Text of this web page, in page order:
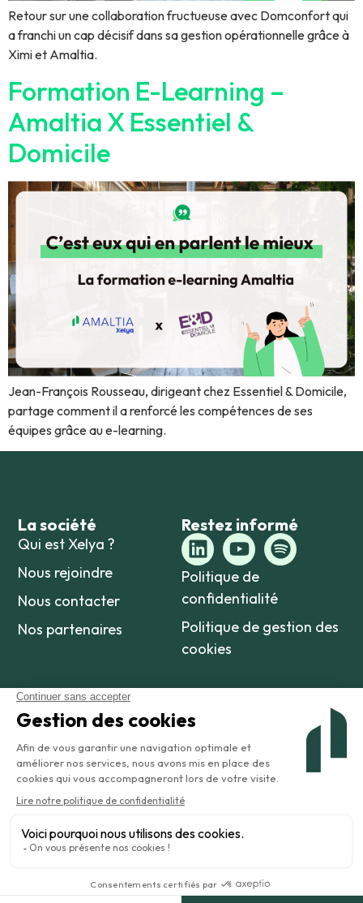
Retour sur une collaboration fructueuse avec Domconfort qui
a franchi un cap décisif dans sa gestion opérationnelle grâce à
Ximi et Amaltia.
Formation E-Learning –
Amaltia X Essentiel &
Domicile
Jean-François Rousseau, dirigeant chez Essentiel & Domicile,
partage comment il a renforcé les compétences de ses
équipes grâce au e-learning.
La société
Qui est Xelya ?
Nous rejoindre
Nous contacter
Nos partenaires
Restez informé
Politique de
confidentialité
Politique de gestion des
cookies